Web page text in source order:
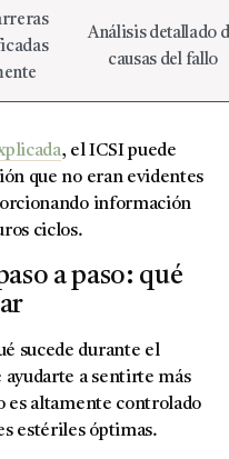
Análisis detallado
causas del fallo
, el ICSI puede
que no eran evidentes
información
ciclos.
a paso: qué
sucede durante el
a sentirte más
es altamente controlado
estériles óptimas.